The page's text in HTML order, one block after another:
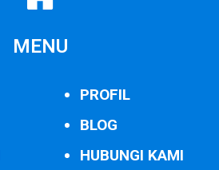
MENU
PROFIL
BLOG
HUBUNGI KAMI